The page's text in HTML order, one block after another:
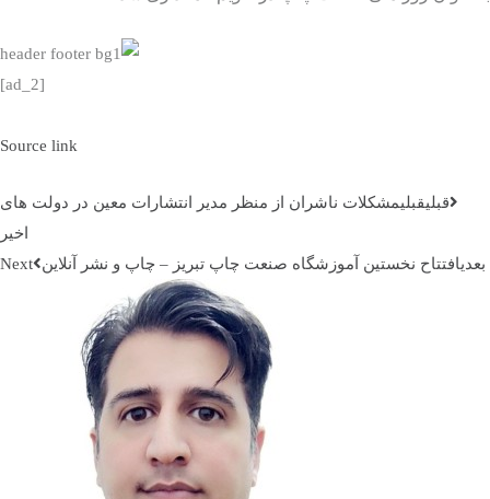
Source link
قبليقبلیمشکلات ناشران از منظر مدیر انتشارات معین در دولت های
اخیر
افتتاح نخستین آموزشگاه صنعت چاپ تبریز – چاپ و نشر آنلاین